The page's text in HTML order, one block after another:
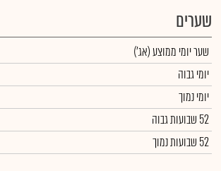
שערים
שער יומי ממוצע(אג')
יומי גבוה
יומי נמוך
52 שבועות גבוה
52 שבועות נמוך